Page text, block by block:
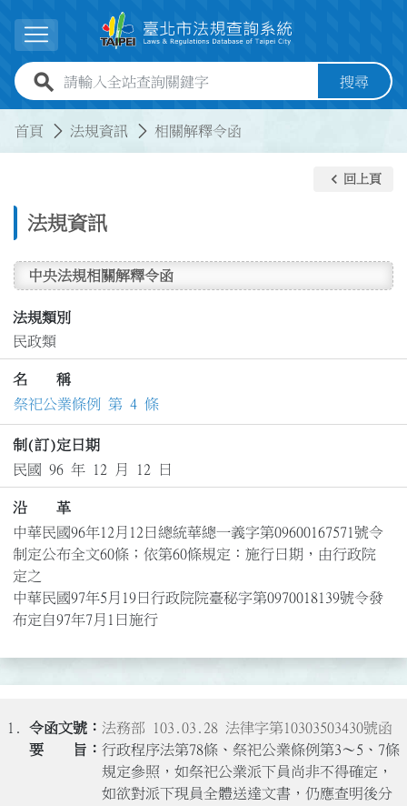
展開選單
全站查詢關鍵字欄位 搜尋
首頁 法規資訊 相關解釋令函
法規資訊
keyboard_arrow_left 回上頁
中央法規相關解釋令函
法規類別
民政類
名 稱
祭祀公業條例 第 4 條
制(訂)定日期
民國 96 年 12 月 12 日
沿 革
中華民國96年12月12日總統華總一義字第09600167571號令
制定公布全文60條；依第60條規定：施行日期，由行政院
定之
中華民國97年5月19日行政院院臺秘字第0970018139號令發
布定自97年7月1日施行
1.
法務部 103.03.28 法律字第10303503430號函
行政程序法第78條、祭祀公業條例第3～5、7條
規定參照，如祭祀公業派下員尚非不得確定，
如欲對派下現員全體送達文書，仍應查明後分